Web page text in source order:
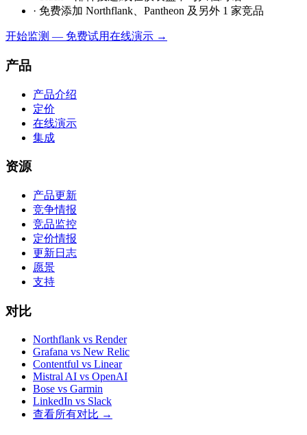
· 免费添加 Northflank、Pantheon 及另外 1 家竞品
开始监测 — 免费试用在线演示 →
产品
产品介绍
定价
在线演示
集成
资源
产品更新
竞争情报
竞品监控
定价情报
更新日志
愿景
支持
对比
Northflank vs Render
Grafana vs New Relic
Contentful vs Linear
Mistral AI vs OpenAI
Bose vs Garmin
LinkedIn vs Slack
查看所有对比 →